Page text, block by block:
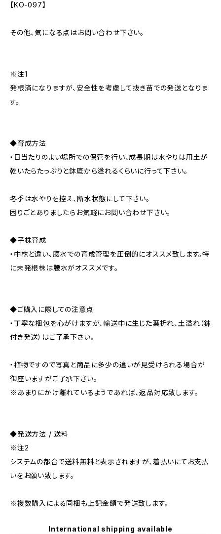
【KO-097】
その他、気になる点はお問い合わせ下さい。
※注1
発根済になりますが、安全性を考慮して抜き苗での発送となりま
す。
◆育成方法
・日当たりのよい場所での保管を行い、成長期は水やりは用土が
乾いたらたっぷりと鉢底から溢れるくらいに行って下さい。
冬季は水やりを控え、断水状態にして下さい。
困りごとありましたらお気軽にお問い合わせ下さい。
◆子株育成
・中株と違い、腰水での育成管理を圧倒的にオススメ致します。特
に未発根株は腰水がオススメです。
◆ご購入に際しての注意点
・丁寧な梱包を心がけますが、輸送中に生じた葉折れ、土溢れ（鉢
付き発送）はご了承下さい。
・植物ですので写真と商品に多少の違いが見受けられる場合が
御座いますがご了承下さい。
※あまりにかけ離れているようであれば、返品対応致します。
◆発送方法 / 送料
※注2
システムの都合で送料無料と表示されますが、着払いにてお支払
いをお願い致します。
※複数購入による同梱も上記金額で発送致します。
International shipping available